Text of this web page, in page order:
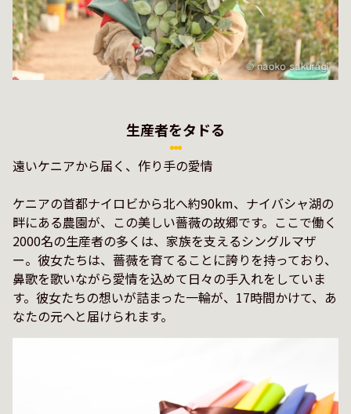
生産者をタドる
遠いケニアから届く、作り手の愛情
ケニアの首都ナイロビから北へ約90km、ナイバシャ湖の
畔にある農園が、この美しい薔薇の故郷です。ここで働く
2000名の生産者の多くは、家族を支えるシングルマザ
ー。彼女たちは、薔薇を育てることに誇りを持っており、
鼻歌を歌いながら愛情を込めて日々の手入れをしていま
す。彼女たちの想いが詰まった一輪が、17時間かけて、あ